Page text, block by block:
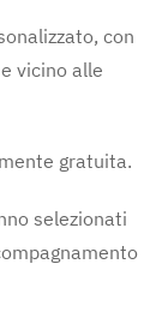
con
vicino alle
gratuita.
selezionati